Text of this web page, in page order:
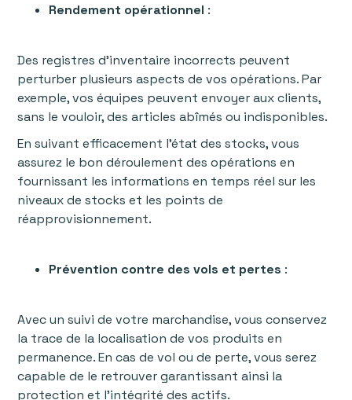
Rendement opérationnel :
Des registres d’inventaire incorrects peuvent
perturber plusieurs aspects de vos opérations. Par
exemple, vos équipes peuvent envoyer aux clients,
sans le vouloir, des articles abîmés ou indisponibles.
En suivant efficacement l’état des stocks, vous
assurez le bon déroulement des opérations en
fournissant les informations en temps réel sur les
niveaux de stocks et les points de
réapprovisionnement.
Prévention contre des vols et pertes :
Avec un suivi de votre marchandise, vous conservez
la trace de la localisation de vos produits en
permanence. En cas de vol ou de perte, vous serez
capable de le retrouver garantissant ainsi la
protection et l’intégrité des actifs.